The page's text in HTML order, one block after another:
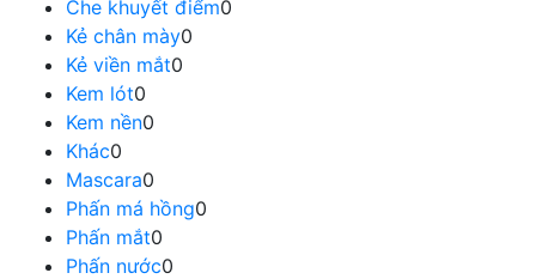
Che khuyết điểm0
Kẻ chân mày0
Kẻ viền mắt0
Kem lót0
Kem nền0
Khác0
Mascara0
Phấn má hồng0
Phấn mắt0
Phấn nước0